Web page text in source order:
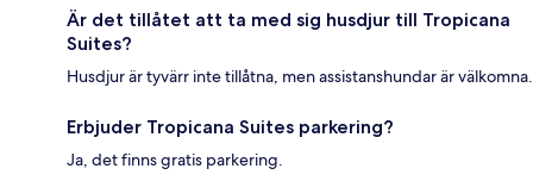
Är det tillåtet att ta med sig husdjur till Tropicana
Suites?
Husdjur är tyvärr inte tillåtna, men assistanshundar är välkomna.
Erbjuder Tropicana Suites parkering?
Ja, det finns gratis parkering.